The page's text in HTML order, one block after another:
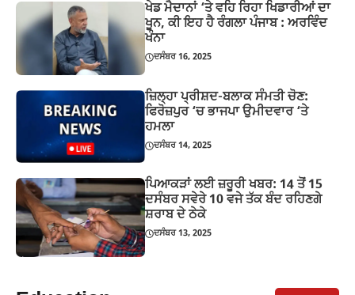
ਖੇਡ ਮੈਦਾਨਾਂ ‘ਤੇ ਵਹਿ ਰਿਹਾ ਖਿਡਾਰੀਆਂ ਦਾ
ਖੂਨ, ਕੀ ਇਹ ਹੈ ਰੰਗਲਾ ਪੰਜਾਬ : ਅਰਵਿੰਦ
ਖੰਨਾ
ਦਸੰਬਰ 16, 2025
ਜ਼ਿਲ੍ਹਾ ਪ੍ਰੀਸ਼ਦ-ਬਲਾਕ ਸੰਮਤੀ ਚੋਣ:
ਫਿਰੋਜ਼ਪੁਰ ‘ਚ ਭਾਜਪਾ ਉਮੀਦਵਾਰ ‘ਤੇ
ਹਮਲਾ
ਦਸੰਬਰ 14, 2025
ਪਿਆਕੜਾਂ ਲਈ ਜ਼ਰੂਰੀ ਖਬਰ: 14 ਤੋਂ 15
ਦਸੰਬਰ ਸਵੇਰੇ 10 ਵਜੇ ਤੱਕ ਬੰਦ ਰਹਿਣਗੇ
ਸ਼ਰਾਬ ਦੇ ਠੇਕੇ
ਦਸੰਬਰ 13, 2025